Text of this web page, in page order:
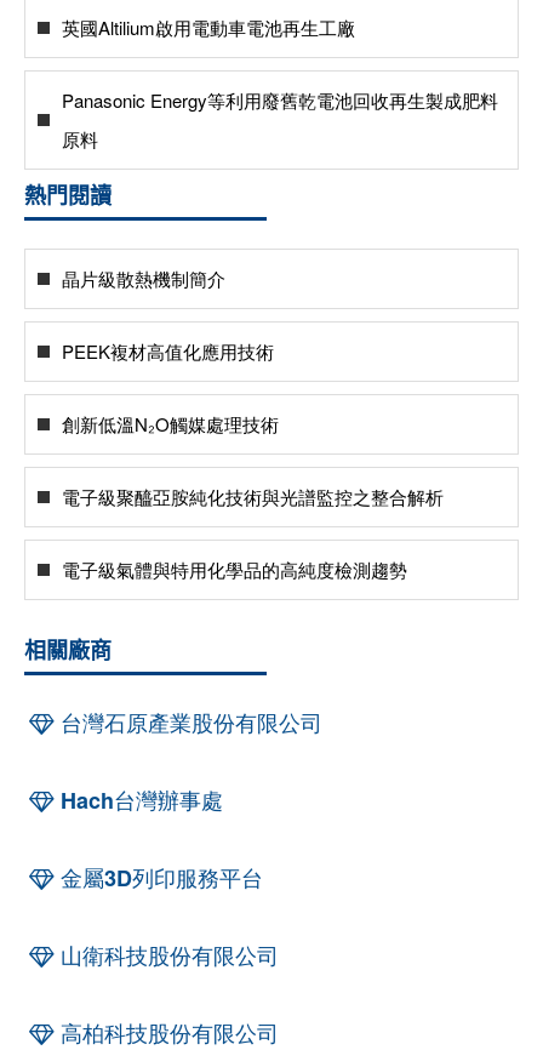
英國Altilium啟用電動車電池再生工廠
Panasonic Energy等利用廢舊乾電池回收再生製成肥料
原料
熱門閱讀
晶片級散熱機制簡介
PEEK複材高值化應用技術
創新低溫N₂O觸媒處理技術
電子級聚醯亞胺純化技術與光譜監控之整合解析
電子級氣體與特用化學品的高純度檢測趨勢
相關廠商
台灣石原產業股份有限公司
Hach台灣辦事處
金屬3D列印服務平台
山衛科技股份有限公司
高柏科技股份有限公司